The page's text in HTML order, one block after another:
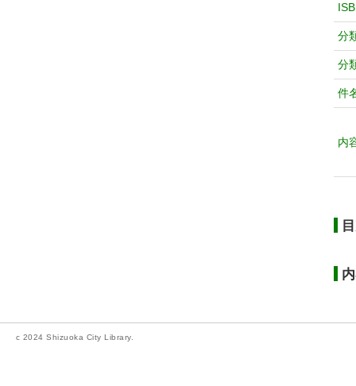
分
分
件
内
c 2024 Shizuoka City Library.